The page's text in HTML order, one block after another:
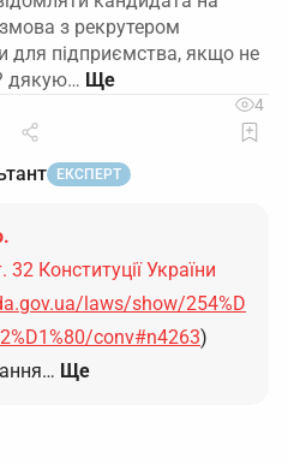
з рекрутером
для підприємства, якщо не
дякую…
4
ЕКСПЕРТ
32 Конституції України
laws/show/254%D
conv#n4263)
Ще